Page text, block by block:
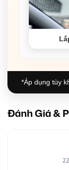
*Áp dụng tùy
Đánh Giá &